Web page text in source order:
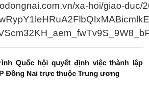
xa-hoi/giao-
Quốc hội quyết định việc thành lập
Đồng Nai trực thuộc Trung ương